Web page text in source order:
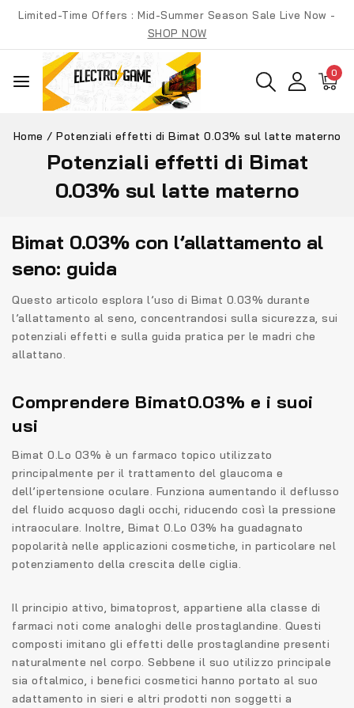
SkipLimited-Time Offers : Mid-Summer Season Sale Live Now -
SHOP NOW
0
Home / Potenziali effetti di Bimat 0.03% sul latte materno
Potenziali effetti di Bimat
0.03% sul latte materno
Bimat 0.03% con l’allattamento al
seno: guida
Questo articolo esplora l’uso di Bimat 0.03% durante
l’allattamento al seno, concentrandosi sulla sicurezza, sui
potenziali effetti e sulla guida pratica per le madri che
allattano.
Comprendere Bimat0.03% e i suoi
usi
Bimat 0.Lo 03% è un farmaco topico utilizzato
principalmente per il trattamento del glaucoma e
dell’ipertensione oculare. Funziona aumentando il deflusso
del fluido acquoso dagli occhi, riducendo così la pressione
intraoculare. Inoltre, Bimat 0.Lo 03% ha guadagnato
popolarità nelle applicazioni cosmetiche, in particolare nel
potenziamento della crescita delle ciglia.
Il principio attivo, bimatoprost, appartiene alla classe di
farmaci noti come analoghi delle prostaglandine. Questi
composti imitano gli effetti delle prostaglandine presenti
naturalmente nel corpo. Sebbene il suo utilizzo principale
sia oftalmico, i benefici cosmetici hanno portato al suo
adattamento in sieri e altri prodotti non soggetti a